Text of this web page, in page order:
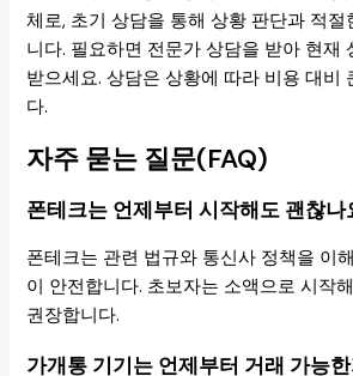
체로, 초기 상담을 통해 상황 판단과 적
니다. 필요하면 전문가 상담을 받아 현재
받으세요. 상담은 상황에 따라 비용 대비
다.
자주 묻는 질문(FAQ)
폰테크는 언제부터 시작해도 괜찮나
폰테크는 관련 법규와 통신사 정책을 이
이 안전합니다. 초보자는 소액으로 시작
권장합니다.
가개통 기기는 언제부터 거래 가능